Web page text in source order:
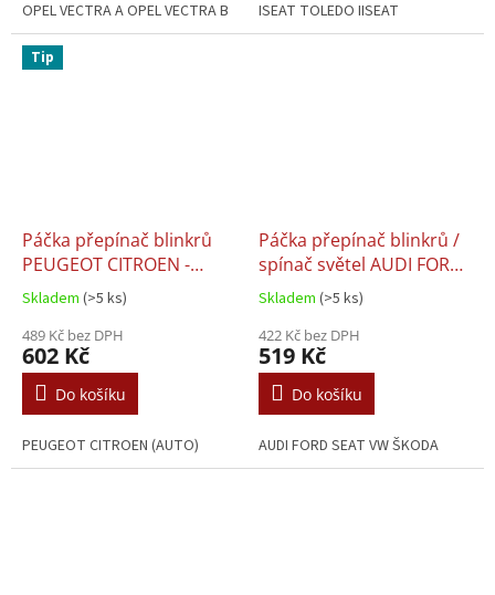
OPEL VECTRA A OPEL VECTRA B
ISEAT TOLEDO IISEAT
ALHAMBRASKODA FABIA ISKODA
Tip
Páčka přepínač blinkrů
PEUGEOT CITROEN -
96439233ZL / 96530930XT
Skladem (>5 ks)
489 Kč bez DPH
602 Kč
Do košíku
PEUGEOT CITROEN (AUTO)
Páčka přepínač blinkrů /
spínač světel AUDI FORD
SEAT VW ŠKODA -
8L0953513 / 8L0953513G
/ 8L0953513G01C
Skladem (>5 ks)
422 Kč bez DPH
519 Kč
Do košíku
AUDI FORD SEAT VW ŠKODA